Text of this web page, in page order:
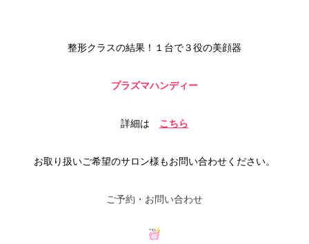
整形クラスの結果！ １台で３役の美顔器
プラズマハンディー
詳細は こちら
お取り扱いご希望のサロン様もお問い合わせください。
ご予約・お問い合わせ